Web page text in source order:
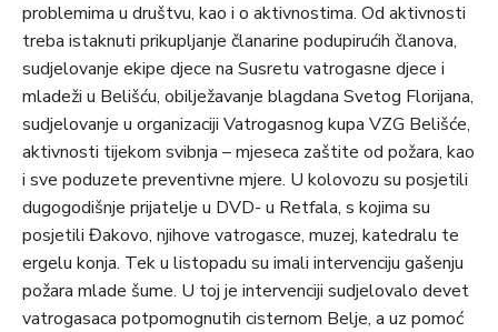
problemima u društvu, kao i o aktivnostima. Od aktivnosti
treba istaknuti prikupljanje članarine podupirućih članova,
sudjelovanje ekipe djece na Susretu vatrogasne djece i
mladeži u Belišću, obilježavanje blagdana Svetog Florijana,
sudjelovanje u organizaciji Vatrogasnog kupa VZG Belišće,
aktivnosti tijekom svibnja – mjeseca zaštite od požara, kao
i sve poduzete preventivne mjere. U kolovozu su posjetili
dugogodišnje prijatelje u DVD- u Retfala, s kojima su
posjetili Đakovo, njihove vatrogasce, muzej, katedralu te
ergelu konja. Tek u listopadu su imali intervenciju gašenju
požara mlade šume. U toj je intervenciji sudjelovalo devet
vatrogasaca potpomognutih cisternom Belje, a uz pomoć